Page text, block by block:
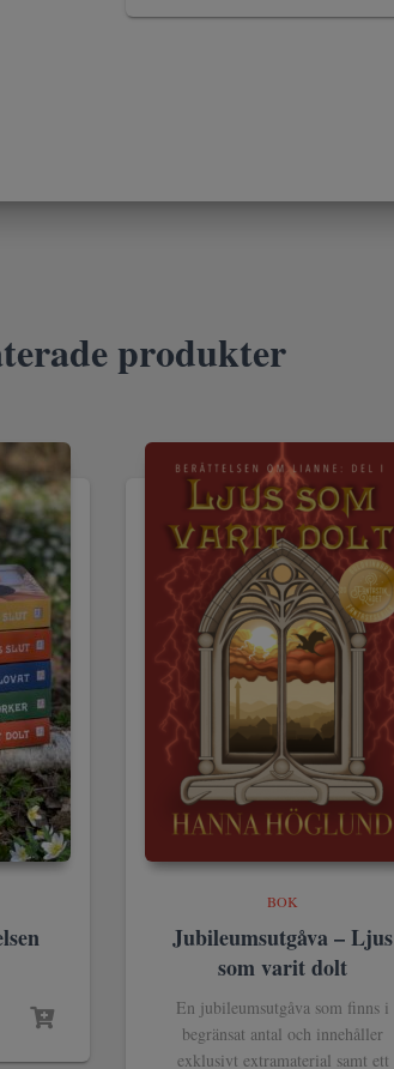
produkter
BOK
Jubileumsutgåva – Ljus
som varit dolt
En jubileumsutgåva som finns i
begränsat antal och innehåller
exklusivt extramaterial samt ett